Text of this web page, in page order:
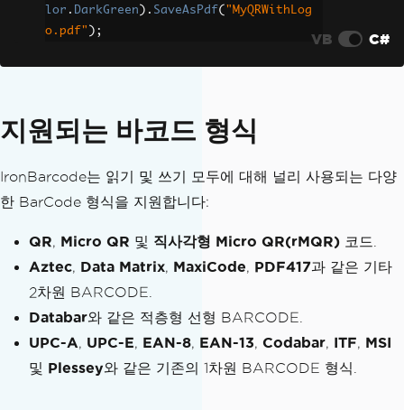
lor . DarkGreen ). SaveAsPdf( "MyQRWithLog
o.pdf" ); VB C#
지원되는 바코드 형식
IronBarcode는 읽기 및 쓰기 모두에 대해 널리 사용되는 다양
한 BarCode 형식을 지원합니다:
QR, Micro QR 및 직사각형 Micro QR(rMQR) 코드.
Aztec, Data Matrix, MaxiCode, PDF417과 같은 기타
2차원 BARCODE.
Databar와 같은 적층형 선형 BARCODE.
UPC-A, UPC-E, EAN-8, EAN-13, Codabar, ITF, MSI
및 Plessey와 같은 기존의 1차원 BARCODE 형식.